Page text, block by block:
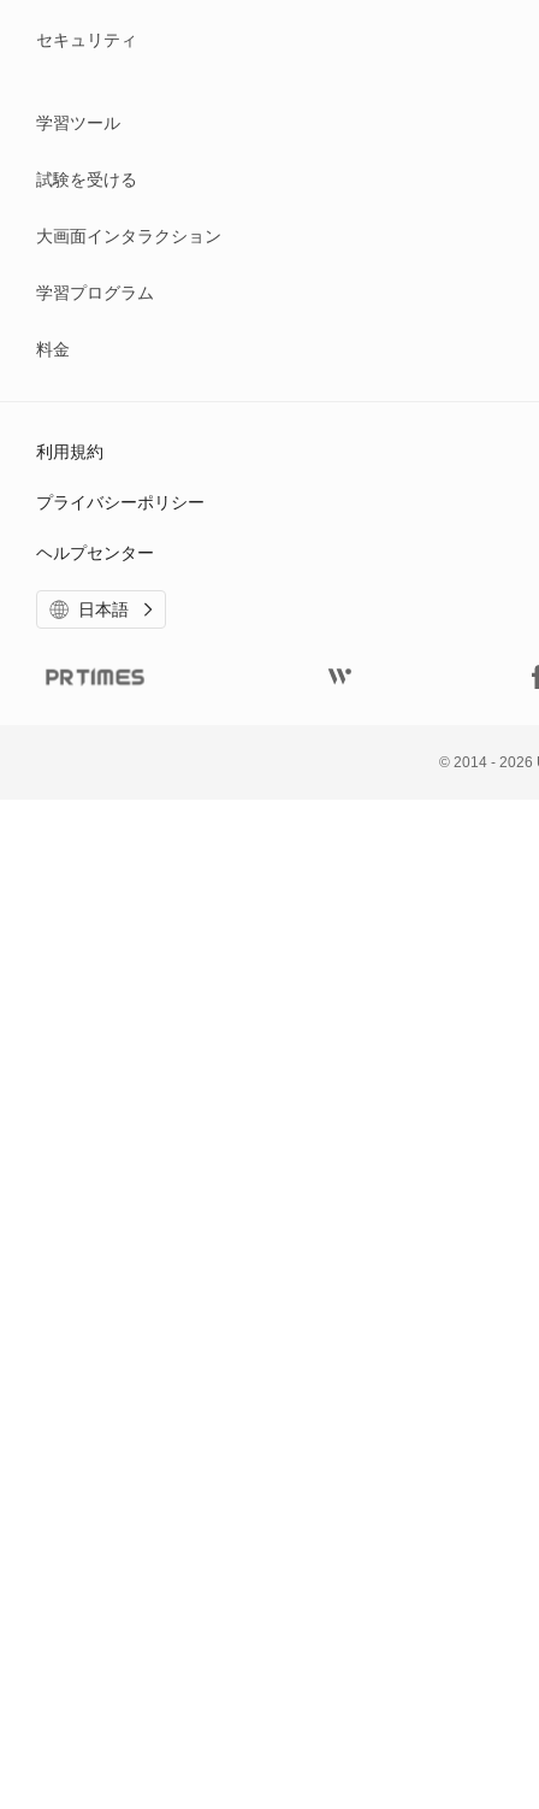
セキュリティ
学習ツール
試験を受ける
大画面インタラクション
学習プログラム
料金
利用規約
プライバシーポリシー
ヘルプセンター
日本語
© 2014 - 2026